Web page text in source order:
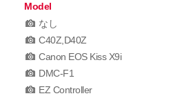
Model
なし
C40Z,D40Z
Canon EOS Kiss X9i
DMC-F1
EZ Controller